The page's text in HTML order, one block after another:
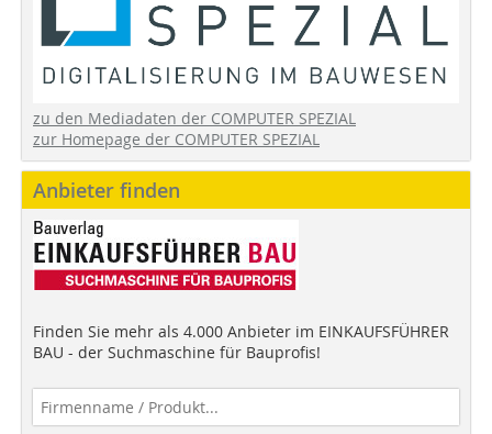
zu den Mediadaten der COMPUTER SPEZIAL
zur Homepage der COMPUTER SPEZIAL
Anbieter finden
Finden Sie mehr als 4.000 Anbieter im EINKAUFSFÜHRER
BAU - der Suchmaschine für Bauprofis!